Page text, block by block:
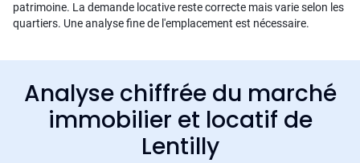
patrimoine. La demande locative reste correcte mais varie selon les
quartiers. Une analyse fine de l'emplacement est nécessaire.
Analyse chiffrée du marché
immobilier et locatif de
Lentilly